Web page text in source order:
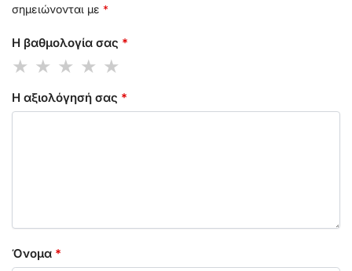
σημειώνονται με *
Η βαθμολογία σας *
Η αξιολόγησή σας *
Όνομα *